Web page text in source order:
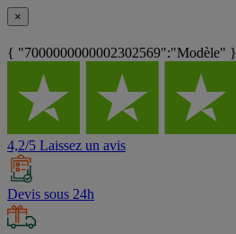
×
{ "7000000000002302569":"Modèle" }
4,2/5 Laissez un avis
Devis sous 24h